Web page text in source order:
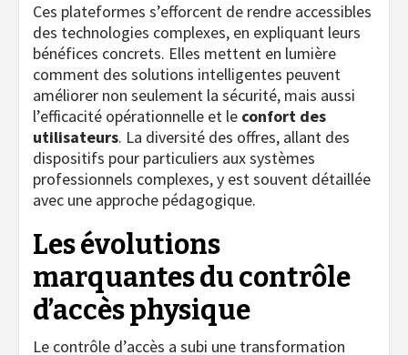
Ces plateformes s’efforcent de rendre accessibles
des technologies complexes, en expliquant leurs
bénéfices concrets. Elles mettent en lumière
comment des solutions intelligentes peuvent
améliorer non seulement la sécurité, mais aussi
l’efficacité opérationnelle et le confort des
utilisateurs. La diversité des offres, allant des
dispositifs pour particuliers aux systèmes
professionnels complexes, y est souvent détaillée
avec une approche pédagogique.
Les évolutions
marquantes du contrôle
d’accès physique
Le contrôle d’accès a subi une transformation